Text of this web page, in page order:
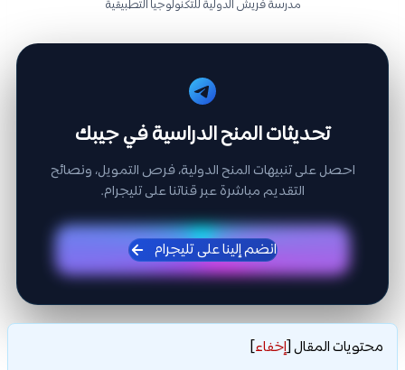
مدرسة فريش الدولية للتكنولوجيا التطبيقية
تحديثات المنح الدراسية في جيبك
احصل على تنبيهات المنح الدولية، فرص التمويل، ونصائح
التقديم مباشرة عبر قناتنا على تليجرام.
انضم إلينا على تليجرام
محتويات المقال[إخفاء]